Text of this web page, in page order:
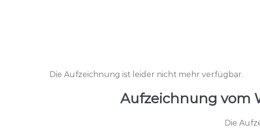
Die Aufzeichnung ist leider nicht mehr verfügbar.
Aufzeichnung vom
Die